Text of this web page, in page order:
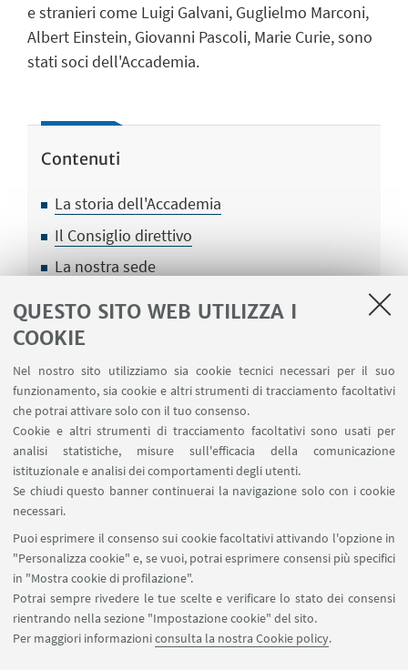
QUESTO SITO WEB UTILIZZA I
COOKIE
Nel nostro sito utilizziamo sia cookie tecnici necessari per il suo
funzionamento, sia cookie e altri strumenti di tracciamento facoltativi
che potrai attivare solo con il tuo consenso.
Cookie e altri strumenti di tracciamento facoltativi sono usati per
analisi statistiche, misure sull'efficacia della comunicazione
istituzionale e analisi dei comportamenti degli utenti.
Se chiudi questo banner continuerai la navigazione solo con i cookie
necessari.
Puoi esprimere il consenso sui cookie facoltativi attivando l'opzione in
"Personalizza cookie" e, se vuoi, potrai esprimere consensi più specifici
in "Mostra cookie di profilazione".
Potrai sempre rivedere le tue scelte e verificare lo stato dei consensi
rientrando nella sezione "Impostazione cookie" del sito.
Per maggiori informazioniconsulta la nostra Cookie policy.
e stranieri come Luigi Galvani, Guglielmo Marconi,
Albert Einstein, Giovanni Pascoli, Marie Curie, sono
stati soci dell'Accademia.
Contenuti
La storia dell'Accademia
Il Consiglio direttivo
La nostra sede
EPS
Segretari Perpetui
DOCUMENTI
Statuto
Regolamento
[ .pdf 193Kb ]